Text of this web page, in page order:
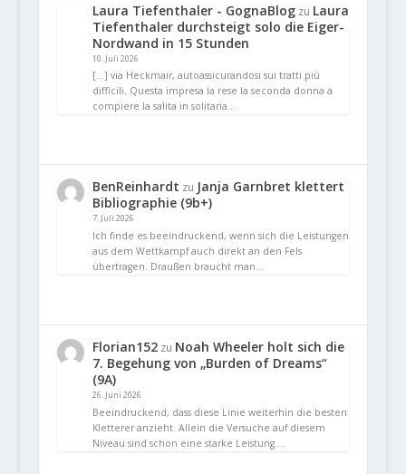
Laura Tiefenthaler - GognaBlogzu Laura
Tiefenthaler durchsteigt solo die Eiger-
Nordwand in 15 Stunden
10. Juli 2026
[…] via Heckmair, autoassicurandosi sui tratti più
difficili. Questa impresa la rese la seconda donna a
compiere la salita in solitaria…
BenReinhardt zu Janja Garnbret klettert
Bibliographie (9b+)
7. Juli 2026
Ich finde es beeindruckend, wenn sich die Leistungen
aus dem Wettkampf auch direkt an den Fels
übertragen. Draußen braucht man…
Florian152zu Noah Wheeler holt sich die
7. Begehung von „Burden of Dreams“
(9A)
26. Juni 2026
Beeindruckend, dass diese Linie weiterhin die besten
Kletterer anzieht. Allein die Versuche auf diesem
Niveau sind schon eine starke Leistung.…